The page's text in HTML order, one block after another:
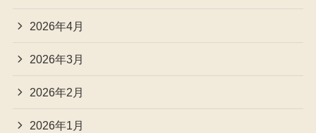
2026年4月
2026年3月
2026年2月
2026年1月